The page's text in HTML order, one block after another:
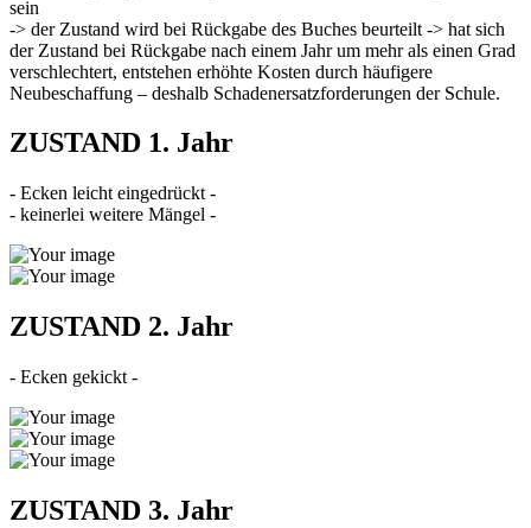
sein
-> der Zustand wird bei Rückgabe des Buches beurteilt -> hat sich
der Zustand bei Rückgabe nach einem Jahr um mehr als einen Grad
verschlechtert, entstehen erhöhte Kosten durch häufigere
Neubeschaffung – deshalb Schadenersatzforderungen der Schule.
ZUSTAND 1. Jahr
- Ecken leicht eingedrückt -
- keinerlei weitere Mängel -
ZUSTAND 2. Jahr
- Ecken gekickt -
ZUSTAND 3. Jahr